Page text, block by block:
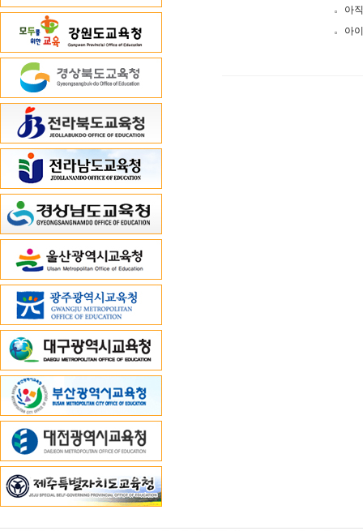
아
아